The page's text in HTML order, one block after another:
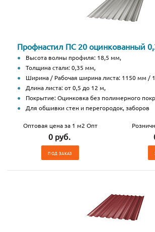
Профнастил ПС 20 оцинкованный
Высота волны профиля: 18,5 мм,
Толщина стали: 0,35 мм,
Ширина / Рабочая ширина листа: 1150 мм /
Длина листа: от 0,5 до 12 м,
Покрытие: Оцинковка без полимерного
Для обшивки стен и перегородок, заборов
Оптовая цена за 1 м2 Опт
0 руб.
ПОД ЗАКАЗ